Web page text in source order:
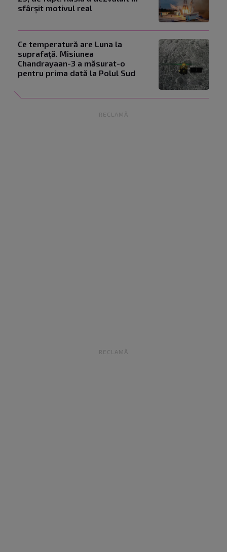
sfârșit motivul real
Ce temperatură are Luna la
suprafață. Misiunea
Chandrayaan-3 a măsurat-o
pentru prima dată la Polul Sud
RECLAMĂ
RECLAMĂ